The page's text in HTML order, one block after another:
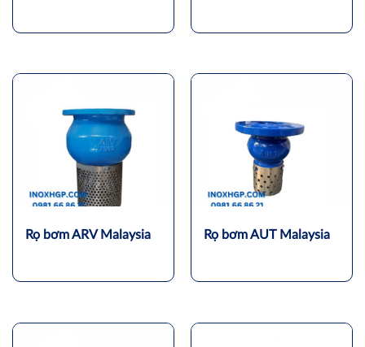
Rọ bơm ARV Malaysia Rọ bơm AUT Malaysia